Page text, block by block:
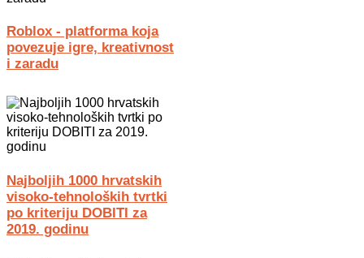
Roblox - platforma koja
povezuje igre, kreativnost
i zaradu
Najboljih 1000 hrvatskih
visoko-tehnoloških tvrtki
po kriteriju DOBITI za
2019. godinu